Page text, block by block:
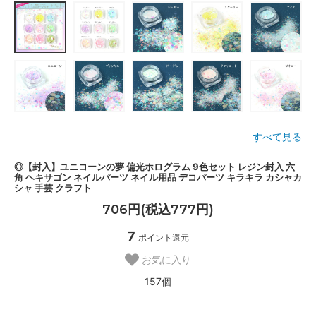
すべて見る
◎【封入】ユニコーンの夢 偏光ホログラム 9色セット レジン封入 六
角 ヘキサゴン ネイルパーツ ネイル用品 デコパーツ キラキラ カシャカ
シャ 手芸 クラフト
706円(税込777円)
7 ポイント還元
お気に入り
157個